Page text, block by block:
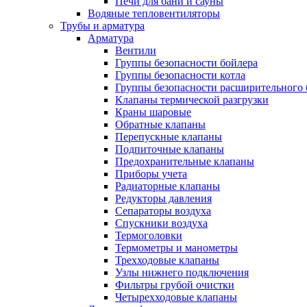
Водяные тепловентиляторы
Трубы и арматура
Арматура
Вентили
Группы безопасности бойлера
Группы безопасности котла
Группы безопасности расширительного
Клапаны термической разгрузки
Краны шаровые
Обратные клапаны
Перепускные клапаны
Подпиточные клапаны
Предохранительные клапаны
Приборы учета
Радиаторные клапаны
Редукторы давления
Сепараторы воздуха
Спускники воздуха
Термоголовки
Термометры и манометры
Трехходовые клапаны
Узлы нижнего подключения
Фильтры грубой очистки
Четырехходовые клапаны